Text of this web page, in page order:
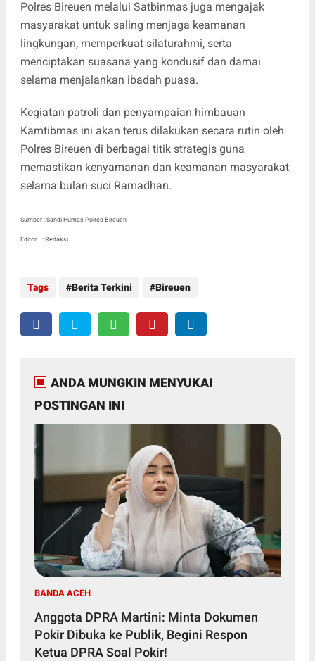
Polres Bireuen melalui Satbinmas juga mengajak
masyarakat untuk saling menjaga keamanan
lingkungan, memperkuat silaturahmi, serta
menciptakan suasana yang kondusif dan damai
selama menjalankan ibadah puasa.
Kegiatan patroli dan penyampaian himbauan
Kamtibmas ini akan terus dilakukan secara rutin oleh
Polres Bireuen di berbagai titik strategis guna
memastikan kenyamanan dan keamanan masyarakat
selama bulan suci Ramadhan.
Sumber : Sandi Humas Polres Bireuen
Editor : Redaksi
Tags Berita Terkini Bireuen
ANDA MUNGKIN MENYUKAI
POSTINGAN INI
BANDA ACEH
Anggota DPRA Martini: Minta Dokumen
Pokir Dibuka ke Publik, Begini Respon
Ketua DPRA Soal Pokir!